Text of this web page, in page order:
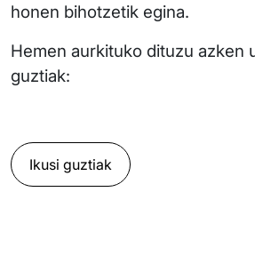
honen bihotzetik egina.
Hemen aurkituko dituzu azken
guztiak:
Ikusi guztiak